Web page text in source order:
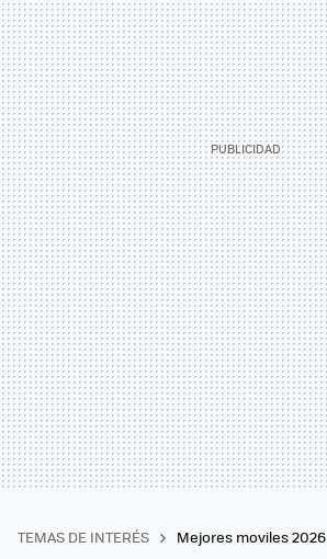
TEMAS DE INTERÉS Mejores moviles 2026